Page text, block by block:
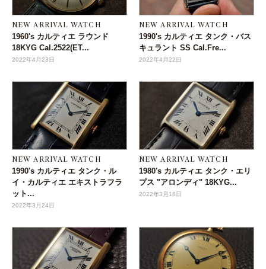
NEW ARRIVAL WATCH
1960's カルティエ ラウンド
18KYG Cal.2522(ET...
2022年4月23日
NEW ARRIVAL WATCH
1990's カルティエ タンク・バス
キュラント SS Cal.Fre...
2022年4月22日
NEW ARRIVAL WATCH
1990's カルティエ タンク・ル
イ・カルティエ エキストラフラ
ット...
2022年3月24日
NEW ARRIVAL WATCH
1980's カルティエ タンク・エリ
プス "アロンディ" 18KYG...
2022年3月18日